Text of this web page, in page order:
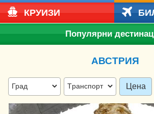
КРУИЗИ
Популярни
АВСТРИЯ
Цена